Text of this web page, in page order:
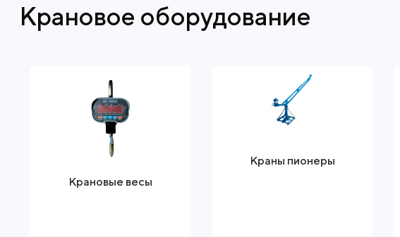
Крановое оборудование
Крановые весы
Краны пионеры